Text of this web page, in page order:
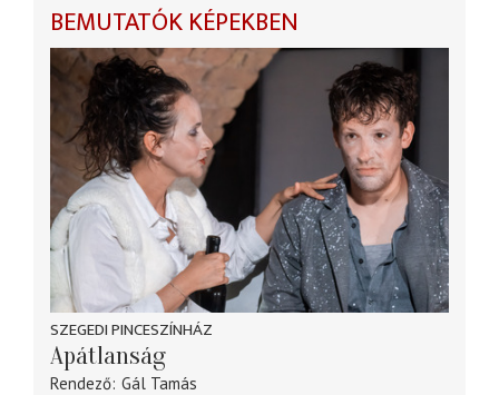
BEMUTATÓK KÉPEKBEN
SZEGEDI PINCESZÍNHÁZ
Apátlanság
Rendező Gál Tamás